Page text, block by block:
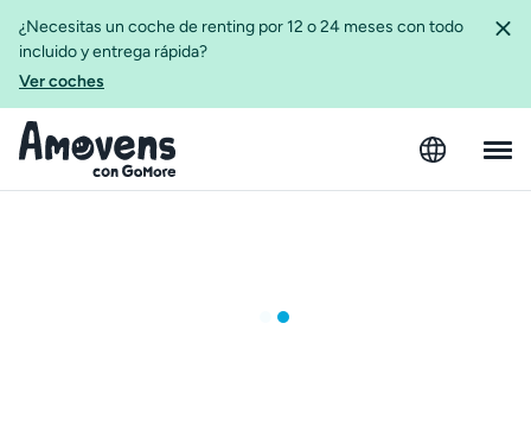
¿Necesitas un coche de renting por 12 o 24 meses con todo
incluido y entrega rápida?
Ver coches